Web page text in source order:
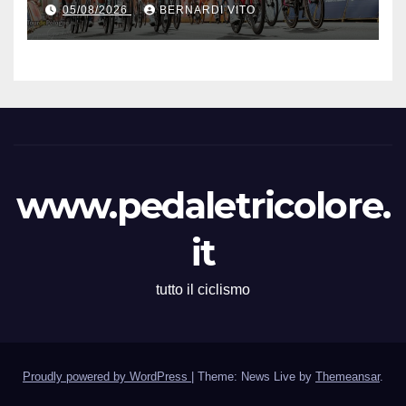
seguito e in maglia gialla
all’83° Giro di Polonia
05/08/2026 BERNARDI VITO
www.pedaletricolore.
it
tutto il ciclismo
Proudly powered by WordPress | Theme: News Live by Themeansar.